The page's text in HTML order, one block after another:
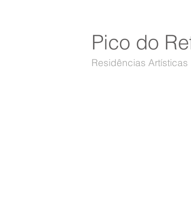
Pico do
Residências Artísticas